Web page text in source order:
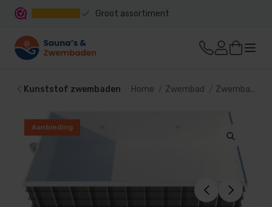
Groot assortiment
Kunststof zwembaden Home Zwembad Zwembaden
Aanbieding